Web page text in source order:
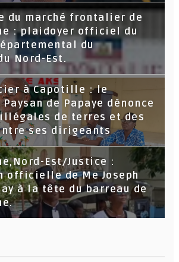
du marché frontalier de
: plaidoyer officiel du
du
Nord-Est.
à Capotille : le
de Papaye dénonce
de terres et des
ses dirigeants
Est/Justice :
officielle de Me Joseph
à la tête du barreau de